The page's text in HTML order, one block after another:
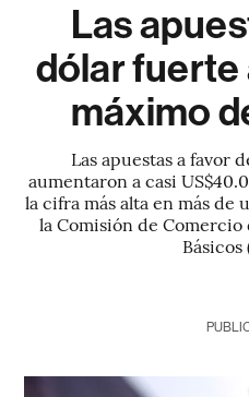
Las
dólar fuerte
máximo
Las apuestas a favor
aumentaron a casi
la cifra más alta en más de
la Comisión de
Básicos